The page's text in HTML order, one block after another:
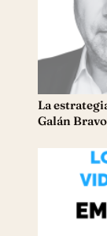
La
Galán Bravo